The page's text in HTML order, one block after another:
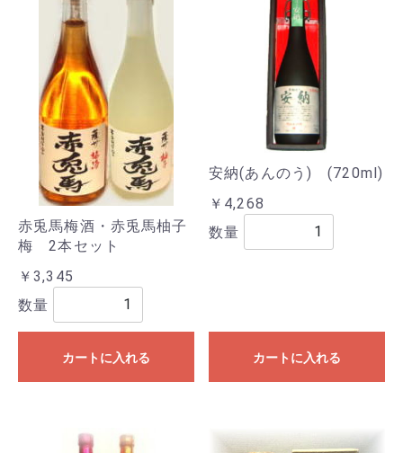
赤兎馬梅酒・赤兎馬柚子
梅 2本セット
￥3,345
数量
カートに入れる
安納(あんのう) (720ml)
￥4,268
数量
カートに入れる